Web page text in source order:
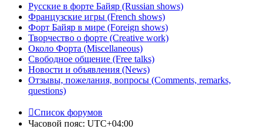
Русские в форте Байяр (Russian shows)
Французские игры (French shows)
Форт Байяр в мире (Foreign shows)
Творчество о форте (Creative work)
Около Форта (Miscellaneous)
Свободное общение (Free talks)
Новости и объявления (News)
Отзывы, пожелания, вопросы (Comments, remarks,
questions)
Список форумов
Часовой пояс: UTC+04:00